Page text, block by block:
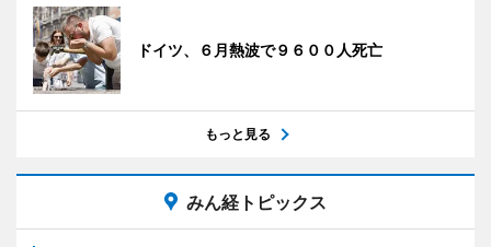
ドイツ、６月熱波で９６００人死亡
もっと見る
みん経トピックス